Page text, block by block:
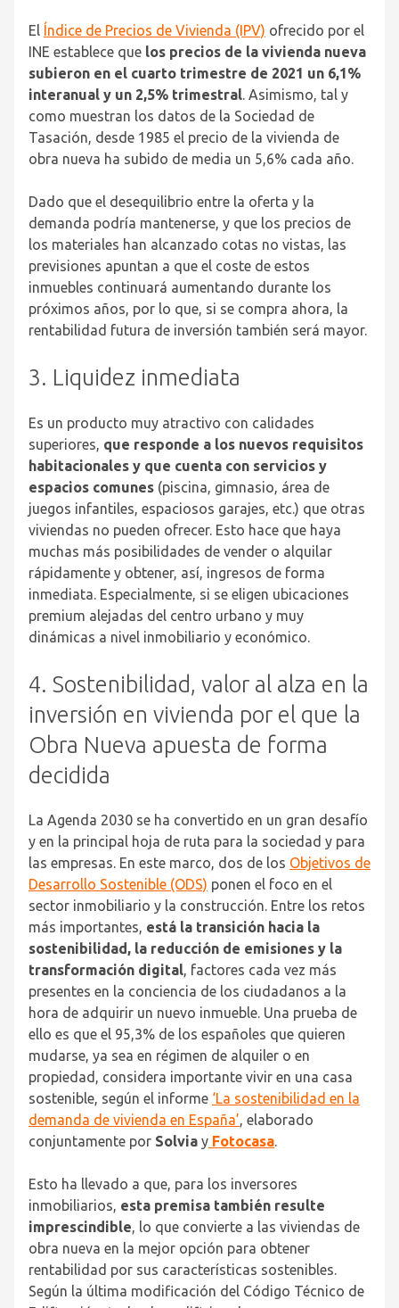
El Índice de Precios de Vivienda (IPV) ofrecido por el
INE establece que los precios de la vivienda nueva
subieron en el cuarto trimestre de 2021 un 6,1%
interanual y un 2,5% trimestral. Asimismo, tal y
como muestran los datos de la Sociedad de
Tasación, desde 1985 el precio de la vivienda de
obra nueva ha subido de media un 5,6% cada año.
Dado que el desequilibrio entre la oferta y la
demanda podría mantenerse, y que los precios de
los materiales han alcanzado cotas no vistas, las
previsiones apuntan a que el coste de estos
inmuebles continuará aumentando durante los
próximos años, por lo que, si se compra ahora, la
rentabilidad futura de inversión también será mayor.
3. Liquidez inmediata
Es un producto muy atractivo con calidades
superiores, que responde a los nuevos requisitos
habitacionales y que cuenta con servicios y
espacios comunes (piscina, gimnasio, área de
juegos infantiles, espaciosos garajes, etc.) que otras
viviendas no pueden ofrecer. Esto hace que haya
muchas más posibilidades de vender o alquilar
rápidamente y obtener, así, ingresos de forma
inmediata. Especialmente, si se eligen ubicaciones
premium alejadas del centro urbano y muy
dinámicas a nivel inmobiliario y económico.
4. Sostenibilidad, valor al alza en la
inversión en vivienda por el que la
Obra Nueva apuesta de forma
decidida
La Agenda 2030 se ha convertido en un gran desafío
y en la principal hoja de ruta para la sociedad y para
las empresas. En este marco, dos de los Objetivos de
Desarrollo Sostenible (ODS) ponen el foco en el
sector inmobiliario y la construcción. Entre los retos
más importantes, está la transición hacia la
sostenibilidad, la reducción de emisiones y la
transformación digital, factores cada vez más
presentes en la conciencia de los ciudadanos a la
hora de adquirir un nuevo inmueble. Una prueba de
ello es que el 95,3% de los españoles que quieren
mudarse, ya sea en régimen de alquiler o en
propiedad, considera importante vivir en una casa
sostenible, según el informe ‘La sostenibilidad en la
demanda de vivienda en España’, elaborado
conjuntamente por Solvia y Fotocasa.
Esto ha llevado a que, para los inversores
inmobiliarios, esta premisa también resulte
imprescindible, lo que convierte a las viviendas de
obra nueva en la mejor opción para obtener
rentabilidad por sus características sostenibles.
Según la última modificación del Código Técnico de